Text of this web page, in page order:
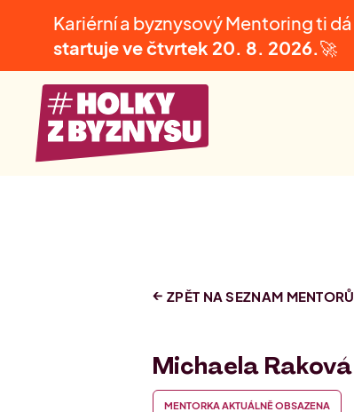
Kariérní a byznysový Mentoring ti
startuje ve čtvrtek 20. 8. 2026.🚀
ZPĚT NA SEZNAM MENTORŮ
Michaela Raková
MENTORKA AKTUÁLNĚ OBSAZENA